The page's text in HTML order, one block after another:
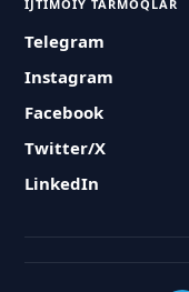
IJTIMOIY TARMOQLAR
Telegram
Instagram
Facebook
Twitter/X
LinkedIn